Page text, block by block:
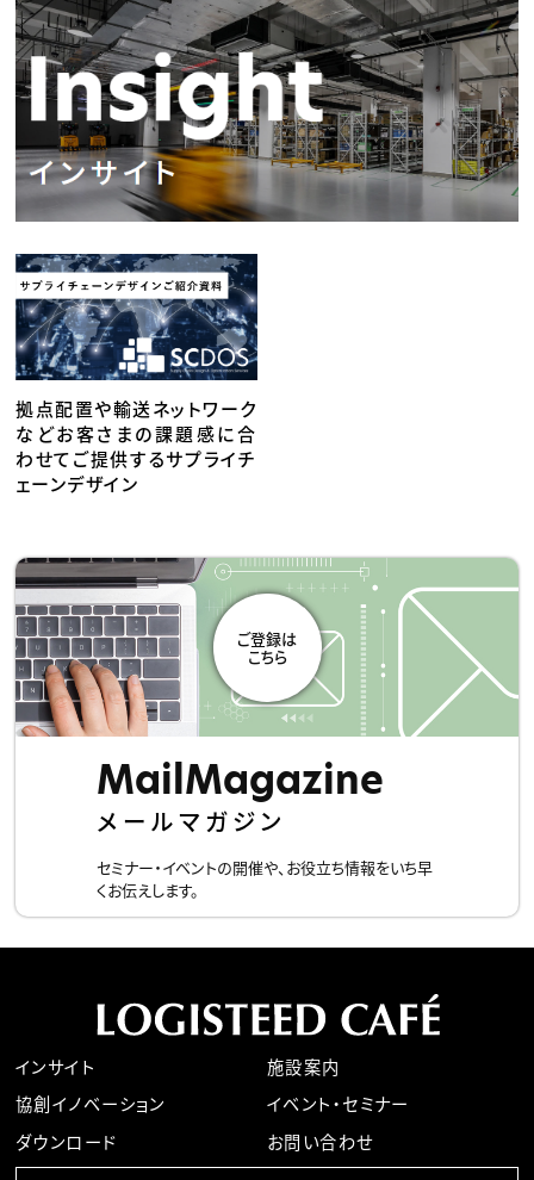
拠点配置や輸送ネットワーク
などお客さまの課題感に合
わせてご提供するサプライチ
ェーンデザイン
MailMagazine
メールマガジン
セミナー・イベントの開催や、お役立ち情報をいち早
くお伝えします。
インサイト
施設案内
協創イノベーション
イベント・セミナー
ダウンロード
お問い合わせ